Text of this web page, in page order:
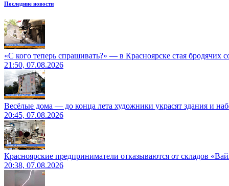
Последние новости
«С кого теперь спрашивать?» — в Красноярске стая бродячих
21:50, 07.08.2026
Весёлые дома — до конца лета художники украсят здания и
20:45, 07.08.2026
Красноярские предприниматели отказываются от складов
20:38, 07.08.2026